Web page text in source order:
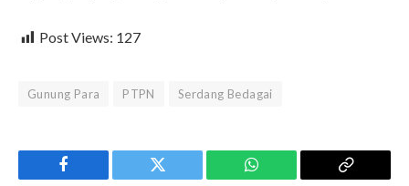
Post Views: 127
Gunung Para PTPN Serdang Bedagai
Facebook Twitter WhatsApp Copy